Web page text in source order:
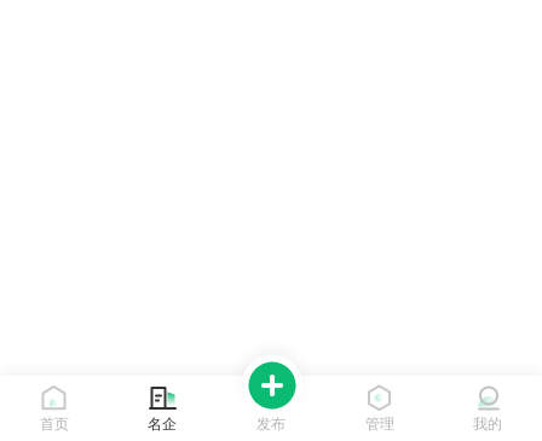
首页 名企 发布 管理 我的